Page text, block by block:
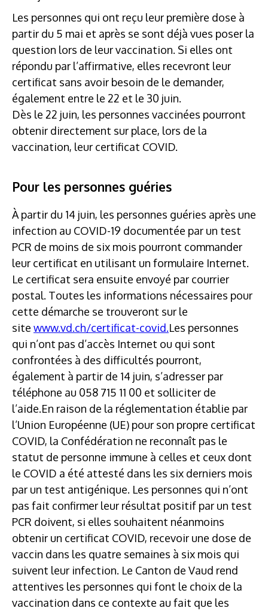
Les personnes qui ont reçu leur première dose à
partir du 5 mai et après se sont déjà vues poser la
question lors de leur vaccination. Si elles ont
répondu par l’affirmative, elles recevront leur
certificat sans avoir besoin de le demander,
également entre le 22 et le 30 juin.
Dès le 22 juin, les personnes vaccinées pourront
obtenir directement sur place, lors de la
vaccination, leur certificat COVID.
Pour les personnes guéries
À partir du 14 juin, les personnes guéries après une
infection au COVID-19 documentée par un test
PCR de moins de six mois pourront commander
leur certificat en utilisant un formulaire Internet.
Le certificat sera ensuite envoyé par courrier
postal. Toutes les informations nécessaires pour
cette démarche se trouveront sur le
site www.vd.ch/certificat-covid.Les personnes
qui n’ont pas d’accès Internet ou qui sont
confrontées à des difficultés pourront,
également à partir de 14 juin, s’adresser par
téléphone au 058 715 11 00 et solliciter de
l’aide.En raison de la réglementation établie par
l’Union Européenne (UE) pour son propre certificat
COVID, la Confédération ne reconnaît pas le
statut de personne immune à celles et ceux dont
le COVID a été attesté dans les six derniers mois
par un test antigénique. Les personnes qui n’ont
pas fait confirmer leur résultat positif par un test
PCR doivent, si elles souhaitent néanmoins
obtenir un certificat COVID, recevoir une dose de
vaccin dans les quatre semaines à six mois qui
suivent leur infection. Le Canton de Vaud rend
attentives les personnes qui font le choix de la
vaccination dans ce contexte au fait que les